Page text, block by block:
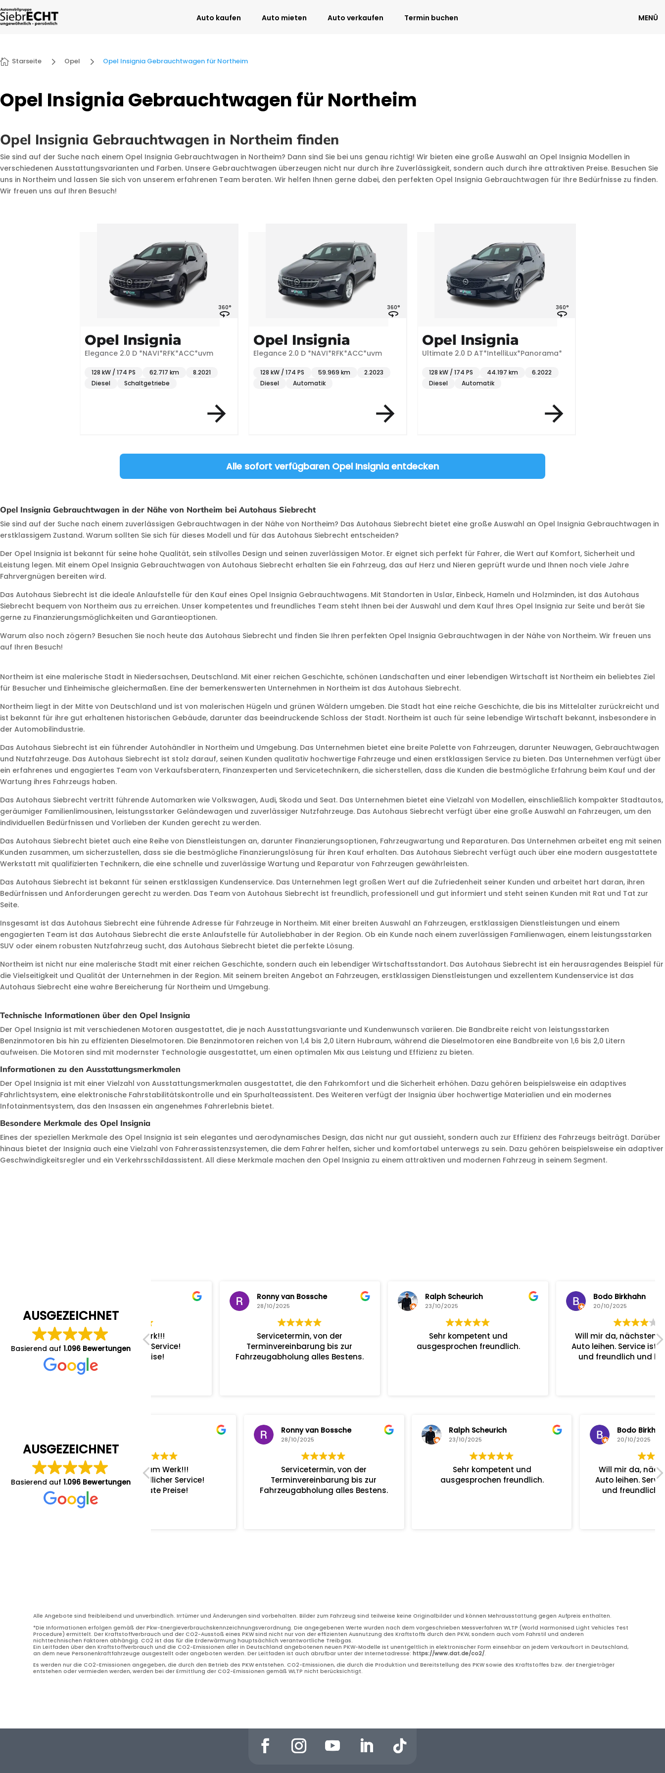
Auto kaufen Auto mieten Auto verkaufen Termin buchen MENÜ
 Starseite 5 Opel 5 Opel Insignia Gebrauchtwagen für Northeim
Opel Insignia Gebrauchtwagen für Northeim
Opel Insignia Gebrauchtwagen in Northeim finden
Sie sind auf der Suche nach einem Opel Insignia Gebrauchtwagen in Northeim? Dann sind Sie bei uns genau richtig! Wir bieten eine große Auswahl an Opel Insignia Modellen in
verschiedenen Ausstattungsvarianten und Farben. Unsere Gebrauchtwagen überzeugen nicht nur durch ihre Zuverlässigkeit, sondern auch durch ihre attraktiven Preise. Besuchen Sie
uns in Northeim und lassen Sie sich von unserem erfahrenen Team beraten. Wir helfen Ihnen gerne dabei, den perfekten Opel Insignia Gebrauchtwagen für Ihre Bedürfnisse zu finden.
Wir freuen uns auf Ihren Besuch!
360°
Opel Insignia
Ultimate 2.0 D AT*IntelliLux*Panorama*
128 kW / 174 PS 44.197 km
6.2022
Diesel
Automatik
360°
Opel Insignia
Elegance 2.0 D *NAVI*RFK*ACC*uvm
128 kW / 174 PS 62.717 km
8.2021
Diesel
Schaltgetriebe
360°
Opel Insignia
Elegance 2.0 D *NAVI*RFK*ACC*uvm
128 kW / 174 PS 59.969 km
2.2023
Diesel
Automatik
Alle sofort verfügbaren Opel Insignia entdecken
Opel Insignia Gebrauchtwagen in der Nähe von Northeim bei Autohaus Siebrecht
Sie sind auf der Suche nach einem zuverlässigen Gebrauchtwagen in der Nähe von Northeim? Das Autohaus Siebrecht bietet eine große Auswahl an Opel Insignia Gebrauchtwagen in
erstklassigem Zustand. Warum sollten Sie sich für dieses Modell und für das Autohaus Siebrecht entscheiden?
Der Opel Insignia ist bekannt für seine hohe Qualität, sein stilvolles Design und seinen zuverlässigen Motor. Er eignet sich perfekt für Fahrer, die Wert auf Komfort, Sicherheit und
Leistung legen. Mit einem Opel Insignia Gebrauchtwagen von Autohaus Siebrecht erhalten Sie ein Fahrzeug, das auf Herz und Nieren geprüft wurde und Ihnen noch viele Jahre
Fahrvergnügen bereiten wird.
Das Autohaus Siebrecht ist die ideale Anlaufstelle für den Kauf eines Opel Insignia Gebrauchtwagens. Mit Standorten in Uslar, Einbeck, Hameln und Holzminden, ist das Autohaus
Siebrecht bequem von Northeim aus zu erreichen. Unser kompetentes und freundliches Team steht Ihnen bei der Auswahl und dem Kauf Ihres Opel Insignia zur Seite und berät Sie
gerne zu Finanzierungsmöglichkeiten und Garantieoptionen.
Warum also noch zögern? Besuchen Sie noch heute das Autohaus Siebrecht und finden Sie Ihren perfekten Opel Insignia Gebrauchtwagen in der Nähe von Northeim. Wir freuen uns
auf Ihren Besuch!
Northeim ist eine malerische Stadt in Niedersachsen, Deutschland. Mit einer reichen Geschichte, schönen Landschaften und einer lebendigen Wirtschaft ist Northeim ein beliebtes Ziel
für Besucher und Einheimische gleichermaßen. Eine der bemerkenswerten Unternehmen in Northeim ist das Autohaus Siebrecht.
Northeim liegt in der Mitte von Deutschland und ist von malerischen Hügeln und grünen Wäldern umgeben. Die Stadt hat eine reiche Geschichte, die bis ins Mittelalter zurückreicht und
ist bekannt für ihre gut erhaltenen historischen Gebäude, darunter das beeindruckende Schloss der Stadt. Northeim ist auch für seine lebendige Wirtschaft bekannt, insbesondere in
der Automobilindustrie.
Das Autohaus Siebrecht ist ein führender Autohändler in Northeim und Umgebung. Das Unternehmen bietet eine breite Palette von Fahrzeugen, darunter Neuwagen, Gebrauchtwagen
und Nutzfahrzeuge. Das Autohaus Siebrecht ist stolz darauf, seinen Kunden qualitativ hochwertige Fahrzeuge und einen erstklassigen Service zu bieten. Das Unternehmen verfügt über
ein erfahrenes und engagiertes Team von Verkaufsberatern, Finanzexperten und Servicetechnikern, die sicherstellen, dass die Kunden die bestmögliche Erfahrung beim Kauf und der
Wartung ihres Fahrzeugs haben.
Das Autohaus Siebrecht vertritt führende Automarken wie Volkswagen, Audi, Skoda und Seat. Das Unternehmen bietet eine Vielzahl von Modellen, einschließlich kompakter Stadtautos,
geräumiger Familienlimousinen, leistungsstarker Geländewagen und zuverlässiger Nutzfahrzeuge. Das Autohaus Siebrecht verfügt über eine große Auswahl an Fahrzeugen, um den
individuellen Bedürfnissen und Vorlieben der Kunden gerecht zu werden.
Das Autohaus Siebrecht bietet auch eine Reihe von Dienstleistungen an, darunter Finanzierungsoptionen, Fahrzeugwartung und Reparaturen. Das Unternehmen arbeitet eng mit seinen
Kunden zusammen, um sicherzustellen, dass sie die bestmögliche Finanzierungslösung für ihren Kauf erhalten. Das Autohaus Siebrecht verfügt auch über eine modern ausgestattete
Werkstatt mit qualifizierten Technikern, die eine schnelle und zuverlässige Wartung und Reparatur von Fahrzeugen gewährleisten.
Das Autohaus Siebrecht ist bekannt für seinen erstklassigen Kundenservice. Das Unternehmen legt großen Wert auf die Zufriedenheit seiner Kunden und arbeitet hart daran, ihren
Bedürfnissen und Anforderungen gerecht zu werden. Das Team von Autohaus Siebrecht ist freundlich, professionell und gut informiert und steht seinen Kunden mit Rat und Tat zur
Seite.
Insgesamt ist das Autohaus Siebrecht eine führende Adresse für Fahrzeuge in Northeim. Mit einer breiten Auswahl an Fahrzeugen, erstklassigen Dienstleistungen und einem
engagierten Team ist das Autohaus Siebrecht die erste Anlaufstelle für Autoliebhaber in der Region. Ob ein Kunde nach einem zuverlässigen Familienwagen, einem leistungsstarken
SUV oder einem robusten Nutzfahrzeug sucht, das Autohaus Siebrecht bietet die perfekte Lösung.
Northeim ist nicht nur eine malerische Stadt mit einer reichen Geschichte, sondern auch ein lebendiger Wirtschaftsstandort. Das Autohaus Siebrecht ist ein herausragendes Beispiel für
die Vielseitigkeit und Qualität der Unternehmen in der Region. Mit seinem breiten Angebot an Fahrzeugen, erstklassigen Dienstleistungen und exzellentem Kundenservice ist das
Autohaus Siebrecht eine wahre Bereicherung für Northeim und Umgebung.
Technische Informationen über den Opel Insignia
Der Opel Insignia ist mit verschiedenen Motoren ausgestattet, die je nach Ausstattungsvariante und Kundenwunsch variieren. Die Bandbreite reicht von leistungsstarken
Benzinmotoren bis hin zu effizienten Dieselmotoren. Die Benzinmotoren reichen von 1,4 bis 2,0 Litern Hubraum, während die Dieselmotoren eine Bandbreite von 1,6 bis 2,0 Litern
aufweisen. Die Motoren sind mit modernster Technologie ausgestattet, um einen optimalen Mix aus Leistung und Effizienz zu bieten.
Informationen zu den Ausstattungsmerkmalen
Der Opel Insignia ist mit einer Vielzahl von Ausstattungsmerkmalen ausgestattet, die den Fahrkomfort und die Sicherheit erhöhen. Dazu gehören beispielsweise ein adaptives
Fahrlichtsystem, eine elektronische Fahrstabilitätskontrolle und ein Spurhalteassistent. Des Weiteren verfügt der Insignia über hochwertige Materialien und ein modernes
Infotainmentsystem, das den Insassen ein angenehmes Fahrerlebnis bietet.
Besondere Merkmale des Opel Insignia
Eines der speziellen Merkmale des Opel Insignia ist sein elegantes und aerodynamisches Design, das nicht nur gut aussieht, sondern auch zur Effizienz des Fahrzeugs beiträgt. Darüber
hinaus bietet der Insignia auch eine Vielzahl von Fahrerassistenzsystemen, die dem Fahrer helfen, sicher und komfortabel unterwegs zu sein. Dazu gehören beispielsweise ein adaptiver
Geschwindigkeitsregler und ein Verkehrsschildassistent. All diese Merkmale machen den Opel Insignia zu einem attraktiven und modernen Fahrzeug in seinem Segment.
AUSGEZEICHNET
Basierend auf 1.096 Bewertungen
Profis am Werk!!!
Sehr freundlicher Service!
Moderate Preise!
Ronny van Bossche
Servicetermin, von der
Terminvereinbarung bis zur
Fahrzeugabholung alles Bestens.
Ralph Scheurich
Sehr kompetent und
ausgesprochen freundlich.
Bodo Birkhahn
Will mir da, nächsten Monat ein
Auto leihen. Service ist super. Nett
und freundlich und hilfsbereit.
AUSGEZEICHNET
Basierend auf 1.096 Bewertungen
Profis am Werk!!!
Sehr freundlicher Service!
Moderate Preise!
Ronny van Bossche
Terminvereinbarung bis zur
Fahrzeugabholung alles Bestens.
Ralph Scheurich
Sehr kompetent und
ausgesprochen freundlich.
Bodo Birkhahn
Will mir da, nächsten Monat ein
Auto leihen. Service ist super. Nett
und freundlich und hilfsbereit.
Alle Angebote sind freibleibend und unverbindlich. Irrtümer und Änderungen sind vorbehalten. Bilder zum Fahrzeug sind teilweise keine Originalbilder und können Mehrausstattung gegen Aufpreis enthalten.
*Die Informationen erfolgen gemäß der Pkw-Energieverbrauchskennzeichnungsverordnung. Die angegebenen Werte wurden nach dem vorgeschrieben Messverfahren WLTP (World Harmonised Light Vehicles Test
Procedure) ermittelt. Der Kraftstoffverbrauch und der CO2-Ausstoß eines PKW sind nicht nur von der effizienten Ausnutzung des Kraftstoffs durch den PKW, sondern auch vom Fahrstil und anderen
nichttechnischen Faktoren abhängig. CO2 ist das für die Erderwärmung hauptsächlich verantwortliche Treibgas.
Ein Leitfaden über den Kraftstoffverbrauch und die CO2-Emissionen aller in Deutschland angebotenen neuen PKW-Modelle ist unentgeltlich in elektronischer Form einsehbar an jedem Verkaufsort in Deutschland,
an dem neue Personenkraftfahrzeuge ausgestellt oder angeboten werden. Der Leitfaden ist auch abrufbar unter der Internetadresse:https://www.dat.de/co2/.
Es werden nur die CO2-Emissionen angegeben, die durch den Betrieb des PKW entstehen. CO2-Emissionen, die durch die Produktion und Bereitstellung des PKW sowie des Kraftstoffes bzw. der Energieträger
entstehen oder vermieden werden, werden bei der Ermittlung der CO2-Emissionen gemäß WLTP nicht berücksichtigt.